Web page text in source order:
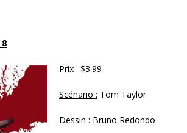
8
Prix : $3.99
Scénario : Tom Taylor
Dessin : Bruno Redondo